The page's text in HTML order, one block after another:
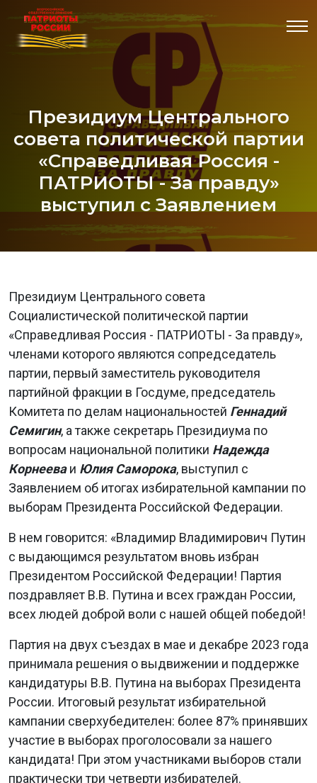
Президиум Центрального
совета политической партии
«Справедливая Россия -
ПАТРИОТЫ - За правду»
выступил с Заявлением
Президиум Центрального совета
Социалистической политической партии
«Справедливая Россия - ПАТРИОТЫ - За правду»,
членами которого являются сопредседатель
партии, первый заместитель руководителя
партийной фракции в Госдуме, председатель
Комитета по делам национальностей Геннадий
Семигин, а также секретарь Президиума по
вопросам национальной политики Надежда
Корнееваи Юлия Саморока, выступил с
Заявлением об итогах избирательной кампании по
выборам Президента Российской Федерации.
В нем говорится: «Владимир Владимирович Путин
с выдающимся результатом вновь избран
Президентом Российской Федерации! Партия
поздравляет В.В. Путина и всех граждан России,
всех людей доброй воли с нашей общей победой!
Партия на двух съездах в мае и декабре 2023 года
принимала решения о выдвижении и поддержке
кандидатуры В.В. Путина на выборах Президента
России. Итоговый результат избирательной
кампании сверхубедителен: более 87% принявших
участие в выборах проголосовали за нашего
кандидата! При этом участниками выборов стали
практически три четверти избирателей.